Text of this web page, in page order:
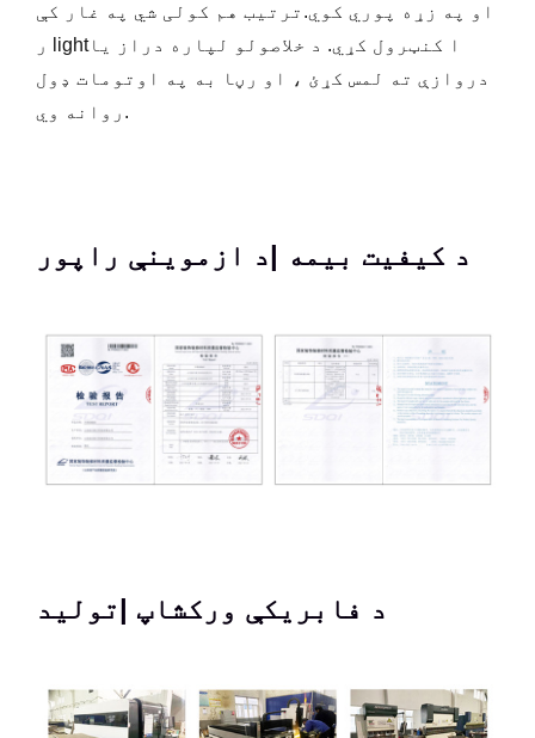
او په زړه پوري کوي.ترتیب هم کولی شي په غار کې
ر lightا کنټرول کړي. د خلاصولو لپاره دراز یا
دروازې ته لمس کړئ ، او رڼا به په اوتومات ډول
روانه وي.
د کیفیت بیمه |د ازموینې راپور
د فابریکې ورکشاپ |تولید